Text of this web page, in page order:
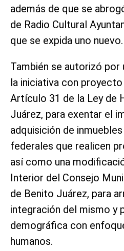
además de que se
de Radio Cultural
que se expida uno nuevo.
También se autorizó por
la iniciativa con
Artículo 31 de la Ley de
Juárez, para exentar el
adquisición de
federales que realicen
así como una
Interior del Consejo
de Benito Juárez, para
integración del mismo y
demográfica con
humanos.